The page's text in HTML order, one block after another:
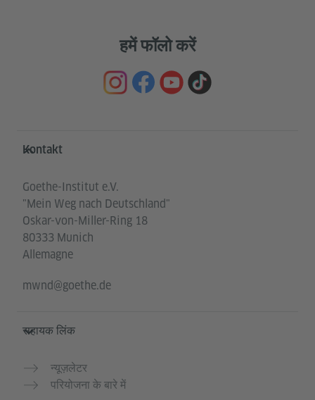
हमें फॉलो करें
Service- und Informationsbereich
Kontakt
Goethe-Institut e.V.
"Mein Weg nach Deutschland"
Oskar-von-Miller-Ring 18
80333 Munich
Allemagne
mwnd@goethe.de
सहायक लिंक
न्यूज़लेटर
परियोजना के बारे में